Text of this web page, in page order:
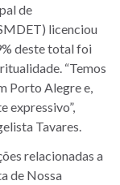
de
licenciou
deste total foi
“Temos
Porto Alegre e,
expressivo”,
Tavares.
relacionadas a
de Nossa